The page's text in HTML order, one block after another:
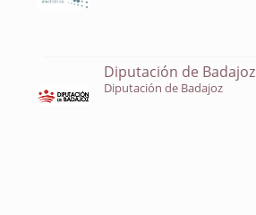
Diputación de Badajoz
Diputación de Badajoz